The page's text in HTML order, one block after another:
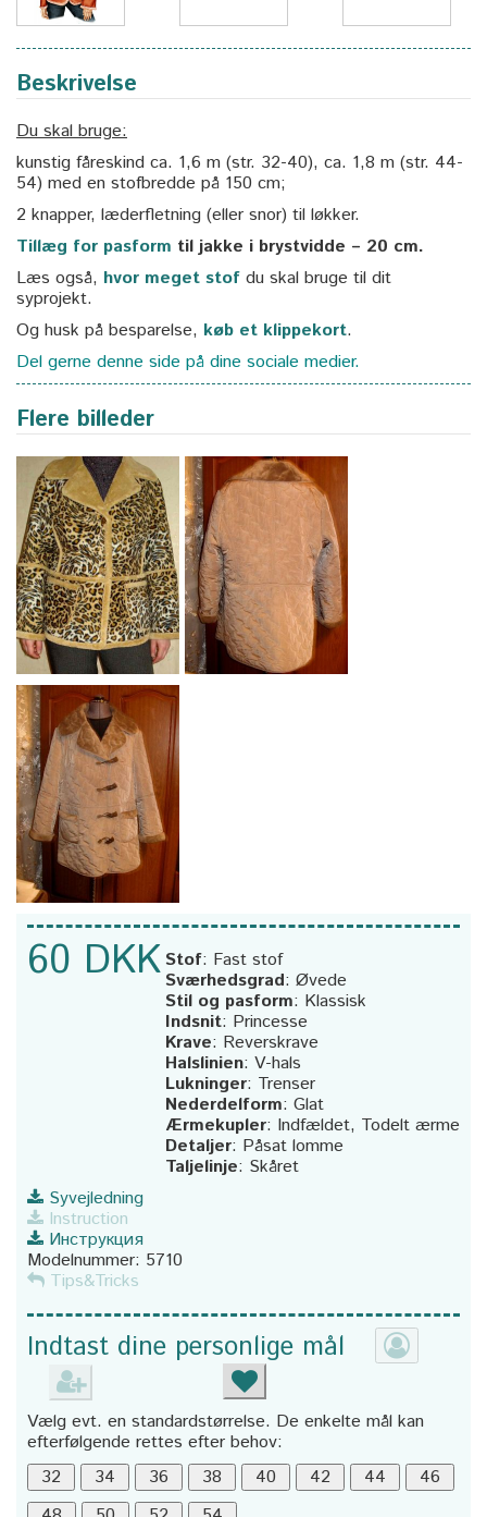
Beskrivelse
Du skal bruge:
kunstig fåreskind ca. 1,6 m (str. 32-40), ca. 1,8 m (str. 44-
54) med en stofbredde på 150 cm;
2 knapper, læderfletning (eller snor) til løkker.
Tillæg for pasform til jakke i brystvidde – 20 cm.
Læs også, hvor meget stof du skal bruge til dit
syprojekt.
Og husk på besparelse, køb et klippekort.
Del gerne denne side på dine sociale medier.
Flere billeder
60 DKKStof: Fast stof
Sværhedsgrad: Øvede
Stil og pasform: Klassisk
Indsnit: Princesse
Krave: Reverskrave
Halslinien: V-hals
Lukninger: Trenser
Nederdelform: Glat
Ærmekupler: Indfældet, Todelt ærme
Detaljer: Påsat lomme
Taljelinje: Skåret
Syvejledning
Instruction
Инструкция
Modelnummer: 5710
Tips&Tricks
Indtast dine personlige mål
Vælg evt. en standardstørrelse. De enkelte mål kan
efterfølgende rettes efter behov: